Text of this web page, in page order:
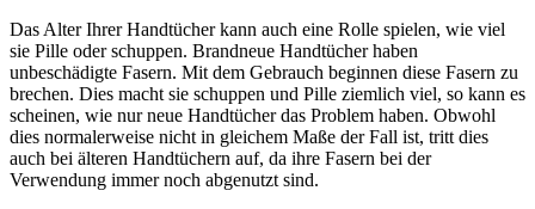
Das Alter Ihrer Handtücher kann auch eine Rolle spielen, wie viel
sie Pille oder schuppen. Brandneue Handtücher haben
unbeschädigte Fasern. Mit dem Gebrauch beginnen diese Fasern zu
brechen. Dies macht sie schuppen und Pille ziemlich viel, so kann es
scheinen, wie nur neue Handtücher das Problem haben. Obwohl
dies normalerweise nicht in gleichem Maße der Fall ist, tritt dies
auch bei älteren Handtüchern auf, da ihre Fasern bei der
Verwendung immer noch abgenutzt sind.